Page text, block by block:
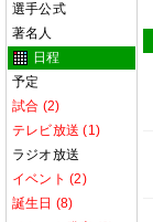
選手公式
著名人
日程
予定
試合 (2)
テレビ放送 (1)
ラジオ放送
イベント (2)
誕生日 (8)